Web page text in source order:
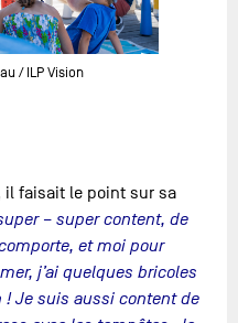
/ ILP Vision
il faisait le point sur sa
– super content, de
et moi pour
j’ai quelques bricoles
! Je suis aussi content de